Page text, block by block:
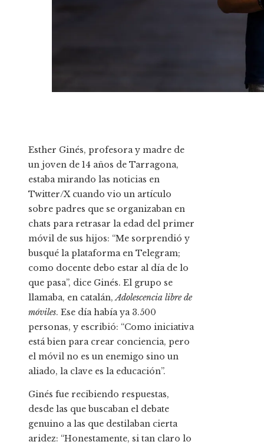
Esther Ginés, profesora y madre de
un joven de 14 años de Tarragona,
estaba mirando las noticias en
Twitter/X cuando vio un artículo
sobre padres que se organizaban en
chats para retrasar la edad del primer
móvil de sus hijos: “Me sorprendió y
busqué la plataforma en Telegram;
como docente debo estar al día de lo
que pasa”, dice Ginés. El grupo se
llamaba, en catalán,Adolescencia libre de
móviles. Ese día había ya 3.500
personas, y escribió: “Como iniciativa
está bien para crear conciencia, pero
el móvil no es un enemigo sino un
aliado, la clave es la educación”.
Ginés fue recibiendo respuestas,
desde las que buscaban el debate
genuino a las que destilaban cierta
aridez: “Honestamente, si tan claro lo